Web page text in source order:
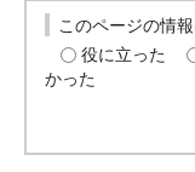
このページの情
役に立った
かった